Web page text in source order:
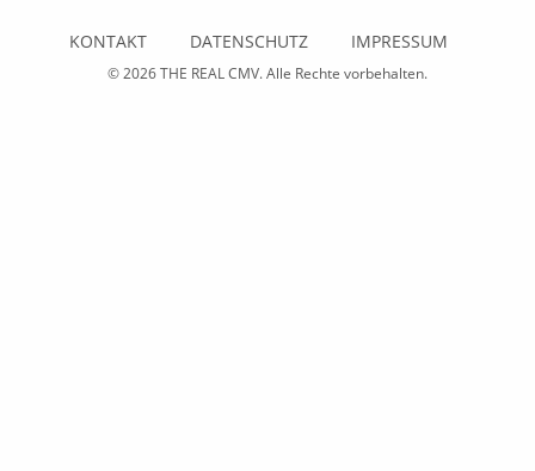
KONTAKT DATENSCHUTZ IMPRESSUM
© 2026THE REAL CMV. Alle Rechte vorbehalten.